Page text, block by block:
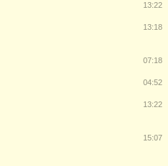
13:22
13:18
07:18
04:52
13:22
15:07